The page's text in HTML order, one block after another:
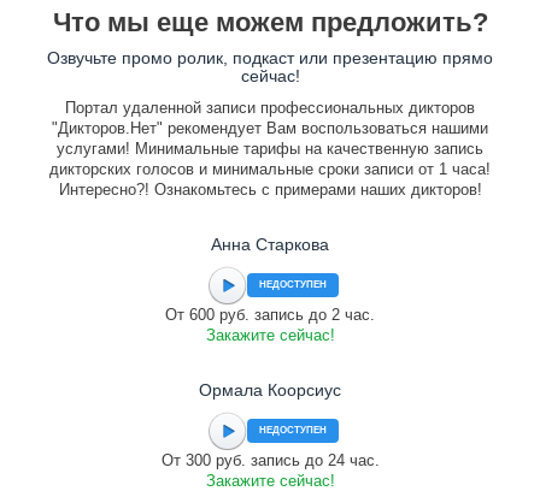
Что мы еще можем предложить?
Озвучьте промо ролик, подкаст или презентацию прямо
сейчас!
Портал удаленной записи профессиональных дикторов
"Дикторов.Нет" рекомендует Вам воспользоваться нашими
услугами! Минимальные тарифы на качественную запись
дикторских голосов и минимальные сроки записи от 1 часа!
Интересно?! Ознакомьтесь с примерами наших дикторов!
Анна Старкова
НЕДОСТУПЕН
От 600 руб. запись до 2 час.
Закажите сейчас!
Ормала Коорсиус
НЕДОСТУПЕН
От 300 руб. запись до 24 час.
Закажите сейчас!